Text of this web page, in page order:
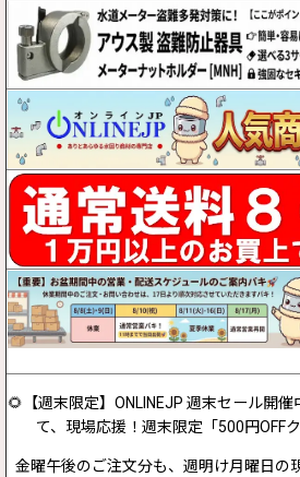
🌻【週末限定】ONLINEJP 週末セール開
て、現場応援！週末限定「500円OFF
金曜午後のご注文分も、週明け月曜日の